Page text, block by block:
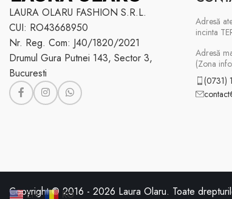
LAURA OLARU FASHION S.R.L.
CUI: RO43668950
Nr. Reg. Com: J40/1820/2021
Drumul Gura Putnei 143, Sector 3,
Bucuresti
Adresă
incinta
Adresă
(Zona
(0731)
Copyright © 2016 - 2026 Laura Olaru. Toate
EN RO